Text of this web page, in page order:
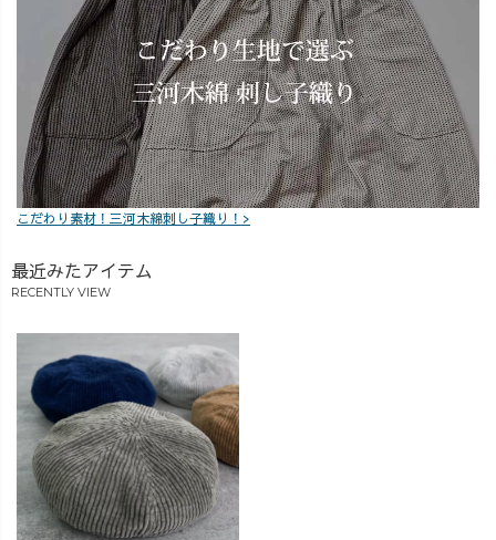
こだわり素材！三河木綿刺し子織り！>
最近みたアイテム
RECENTLY VIEW